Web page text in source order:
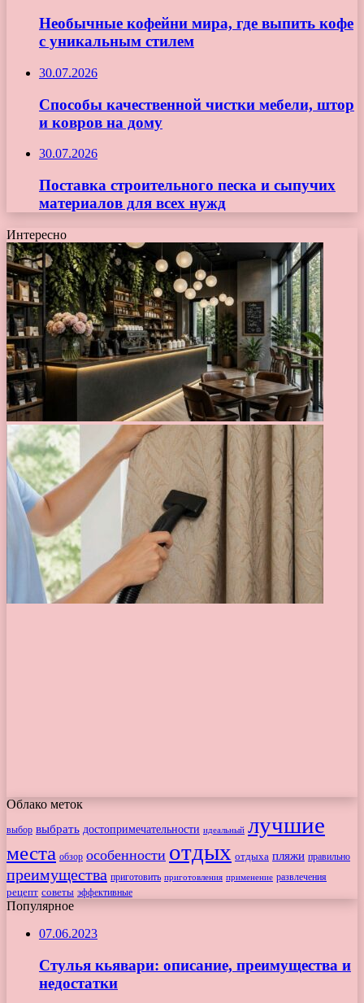
Необычные кофейни мира, где выпить кофе
с уникальным стилем
30.07.2026
Способы качественной чистки мебели, штор
и ковров на дому
30.07.2026
Поставка строительного песка и сыпучих
материалов для всех нужд
Интересно
Облако меток
выбор выбрать достопримечательности идеальный лучшие
места обзор особенности отдых отдыха пляжи правильно
преимущества приготовить приготовления применение развлечения
рецепт советы эффективные
Популярное
07.06.2023
Стулья кьявари: описание, преимущества и
недостатки